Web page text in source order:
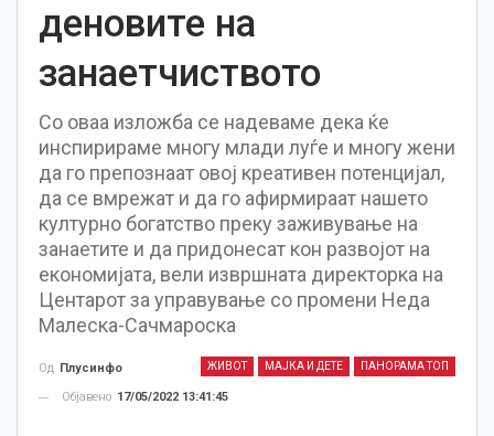
деновите на
занаетчиството
Со оваа изложба се надеваме дека ќе
инспирираме многу млади луѓе и многу жени
да го препознаат овој креативен потенцијал,
да се вмрежат и да го афирмираат нашето
културно богатство преку заживување на
занаетите и да придонесат кон развојот на
економијата, вели извршната директорка на
Центарот за управување со промени Неда
Малеска-Сачмароска
ЖИВОТ МАЈКА И ДЕТЕ ПАНОРАМА ТОП
Од Плусинфо
Објавено 17/05/2022 13:41:45